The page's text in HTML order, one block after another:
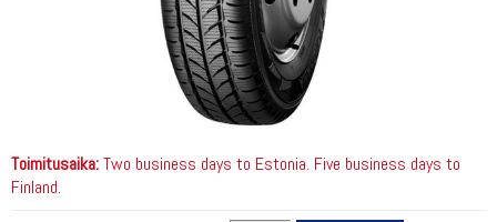
Toimitusaika:Two business days to Estonia. Five business days to
Finland.